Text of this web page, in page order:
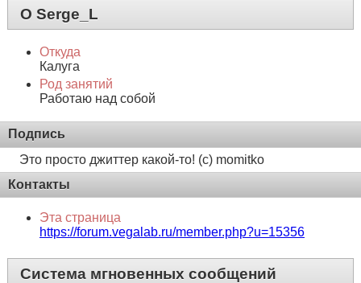
О Serge_L
Откуда
Калуга
Род занятий
Работаю над собой
Подпись
Это просто джиттер какой-то! (с) momitko
Контакты
Эта страница
https://forum.vegalab.ru/member.php?u=15356
Система мгновенных сообщений